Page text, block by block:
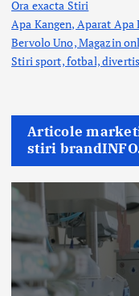
Ora exacta Stiri
Apa Kangen, Aparat Apa
Bervolo Uno, Magazin
Stiri sport, fotbal,
Articole
stiri